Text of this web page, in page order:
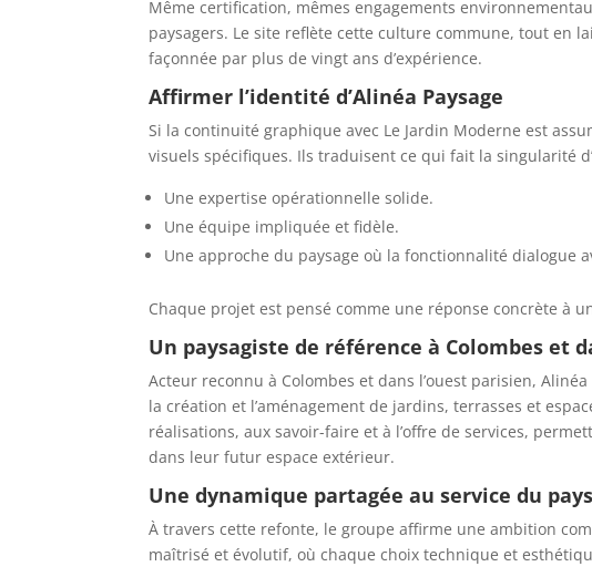
Même certification, mêmes engagements
paysagers. Le site reflète cette culture commune, tout en
façonnée par plus de vingt ans d’expérience.
Affirmer l’identité d’Alinéa Paysage
Si la continuité graphique avec Le Jardin Moderne est
visuels spécifiques. Ils traduisent ce qui fait la singularité
Une expertise opérationnelle solide.
Une équipe impliquée et fidèle.
Une approche du paysage où la fonctionnalité dialogue
Chaque projet est pensé comme une réponse concrète à
Un paysagiste de référence à Colombes et
Acteur reconnu à Colombes et dans l’ouest parisien,
la création et l’aménagement de jardins, terrasses et
réalisations, aux savoir-faire et à l’offre de services,
dans leur futur espace extérieur.
Une dynamique partagée au service du
À travers cette refonte, le groupe affirme une ambition
maîtrisé et évolutif, où chaque choix technique et